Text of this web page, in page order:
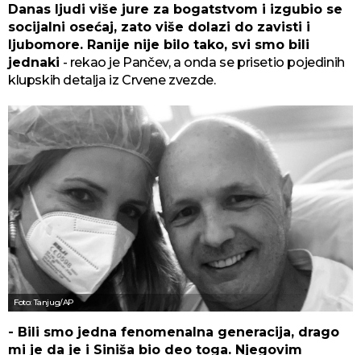
Danas ljudi više jure za bogatstvom i izgubio se
socijalni osećaj, zato više dolazi do zavisti i
ljubomore. Ranije nije bilo tako, svi smo bili
jednaki - rekao je Pančev, a onda se prisetio pojedinih
klupskih detalja iz Crvene zvezde.
Foto: Tanjug/AP
- Bili smo jedna fenomenalna generacija, drago
mi je da je i Siniša bio deo toga. Njegovim